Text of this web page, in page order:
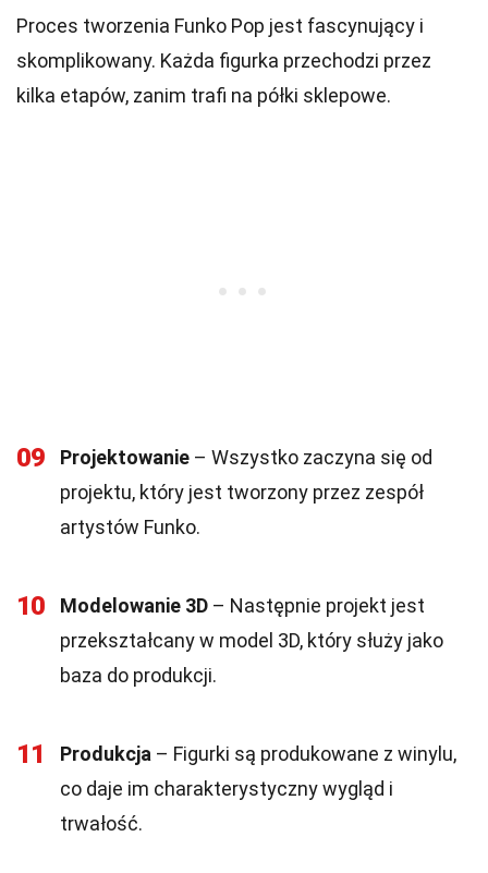
Proces tworzenia Funko Pop jest fascynujący i
skomplikowany. Każda figurka przechodzi przez
kilka etapów, zanim trafi na półki sklepowe.
09 Projektowanie – Wszystko zaczyna się od
projektu, który jest tworzony przez zespół
artystów Funko.
10 Modelowanie 3D – Następnie projekt jest
przekształcany w model 3D, który służy jako
baza do produkcji.
11 Produkcja – Figurki są produkowane z winylu,
co daje im charakterystyczny wygląd i
trwałość.